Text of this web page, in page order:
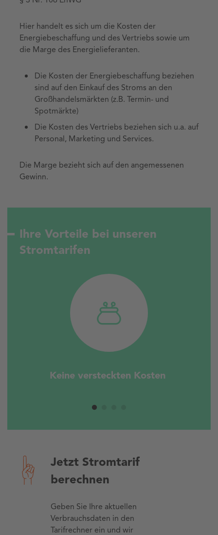
Hier handelt es sich um die Kosten der
Energiebeschaffung und des Vertriebs sowie um
die Marge des Energielieferanten.
Die Kosten der Energiebeschaffung beziehen
sind auf den Einkauf des Stroms an den
Großhandelsmärkten (z.B. Termin- und
Spotmärkte)
Die Kosten des Vertriebs beziehen sich u.a. auf
Personal, Marketing und Services.
Die Marge bezieht sich auf den angemessenen
Gewinn.
Ihre Vorteile bei unseren
Stromtarifen
Keine versteckten Kosten
Jetzt Stromtarif
berechnen
Geben Sie Ihre aktuellen
Verbrauchsdaten in den
Tarifrechner ein und wir